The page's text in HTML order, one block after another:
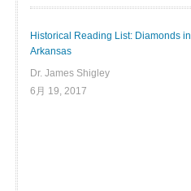
Historical Reading List: Diamonds in
Arkansas
Dr. James Shigley
6月 19, 2017